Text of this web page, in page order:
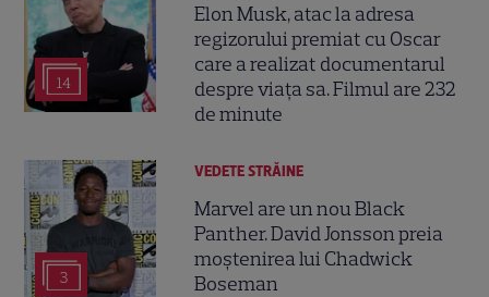
14
Elon Musk, atac la adresa
regizorului premiat cu Oscar
care a realizat documentarul
despre viața sa. Filmul are 232
de minute
3
VEDETE STRĂINE
Marvel are un nou Black
Panther. David Jonsson preia
moștenirea lui Chadwick
Boseman